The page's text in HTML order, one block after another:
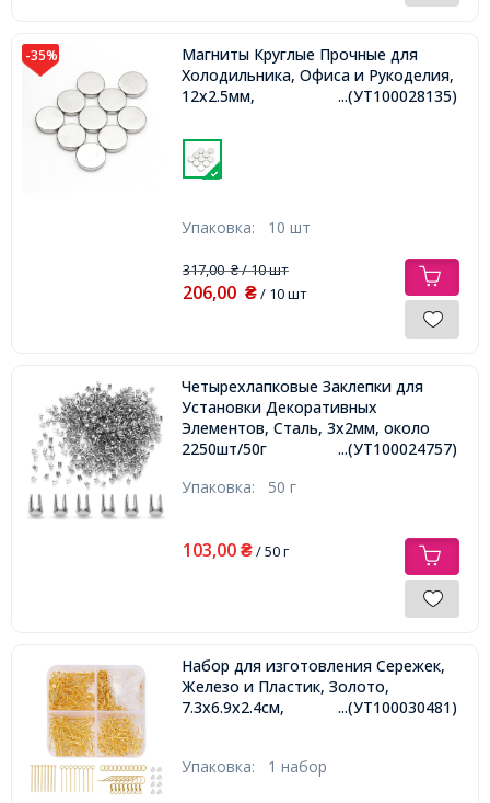
-35%
Магниты Круглые Прочные для
Холодильника, Офиса и Рукоделия,
12х2.5мм,
...(УТ100028135)
Упаковка: 10 шт
317,00₴/ 10 шт
206,00 ₴/ 10 шт
Четырехлапковые Заклепки для
Установки Декоративных
Элементов, Сталь, 3х2мм, около
2250шт/50г
...(УТ100024757)
Упаковка: 50 г
103,00 ₴/ 50 г
Набор для изготовления Сережек,
Железо и Пластик, Золото,
7.3х6.9х2.4см,
...(УТ100030481)
Упаковка: 1 набор